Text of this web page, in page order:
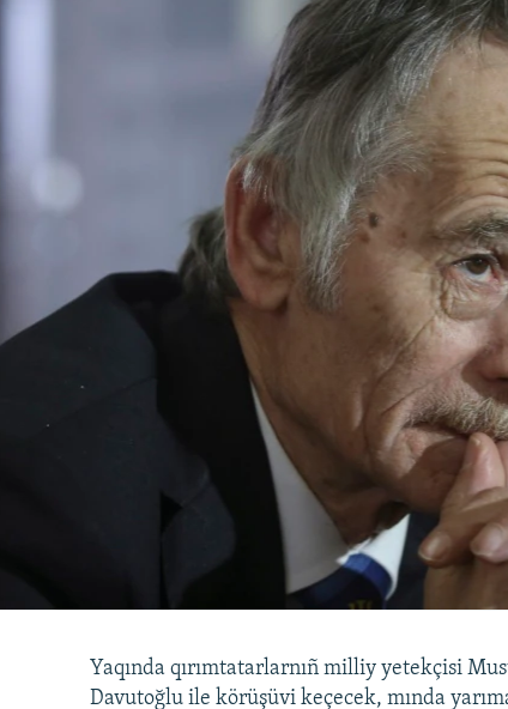
Yaqında qırımtatarlarnıñ milliy yetekçisi
Davutoğlu ile körüşüvi keçecek, mında